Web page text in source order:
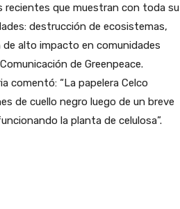
recientes que muestran con toda su
destrucción de ecosistemas,
alto impacto en comunidades
de Greenpeace.
comentó: “La papelera Celco
de cuello negro luego de un breve
la planta de celulosa”.